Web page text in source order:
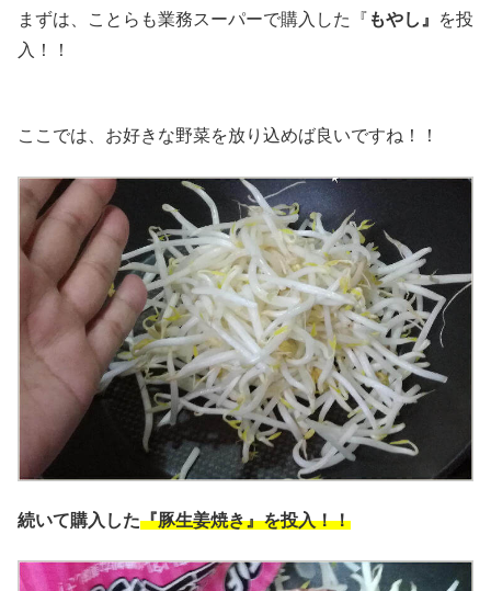
まずは、ことらも業務スーパーで購入した『 もやし』
を投
入！！
ここでは、お好きな野菜を放り込めば良いですね！！
続いて購入した『豚生姜焼き』を投入！！